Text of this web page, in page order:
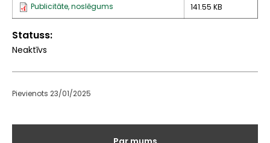
Publicitāte, noslēgums 141.55 KB
Statuss
Neaktīvs
Pievienots 23/01/2025